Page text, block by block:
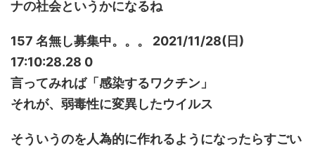
ナの社会というかになるね
157 名無し募集中。。。 2021/11/28(日)
17:10:28.28 0
言ってみれば「感染するワクチン」
それが、弱毒性に変異したウイルス
そういうのを人為的に作れるようになったらすごい